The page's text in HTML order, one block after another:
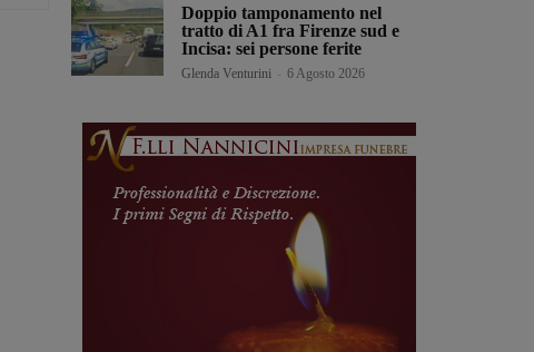
Doppio tamponamento nel
tratto di A1 fra Firenze sud e
Incisa: sei persone ferite
Glenda Venturini 6 Agosto 2026